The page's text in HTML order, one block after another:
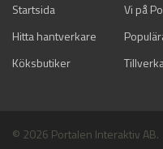
Startsida Vi på
Hitta hantverkare
Köksbutiker
© 2026 Portalen Interaktiv AB.